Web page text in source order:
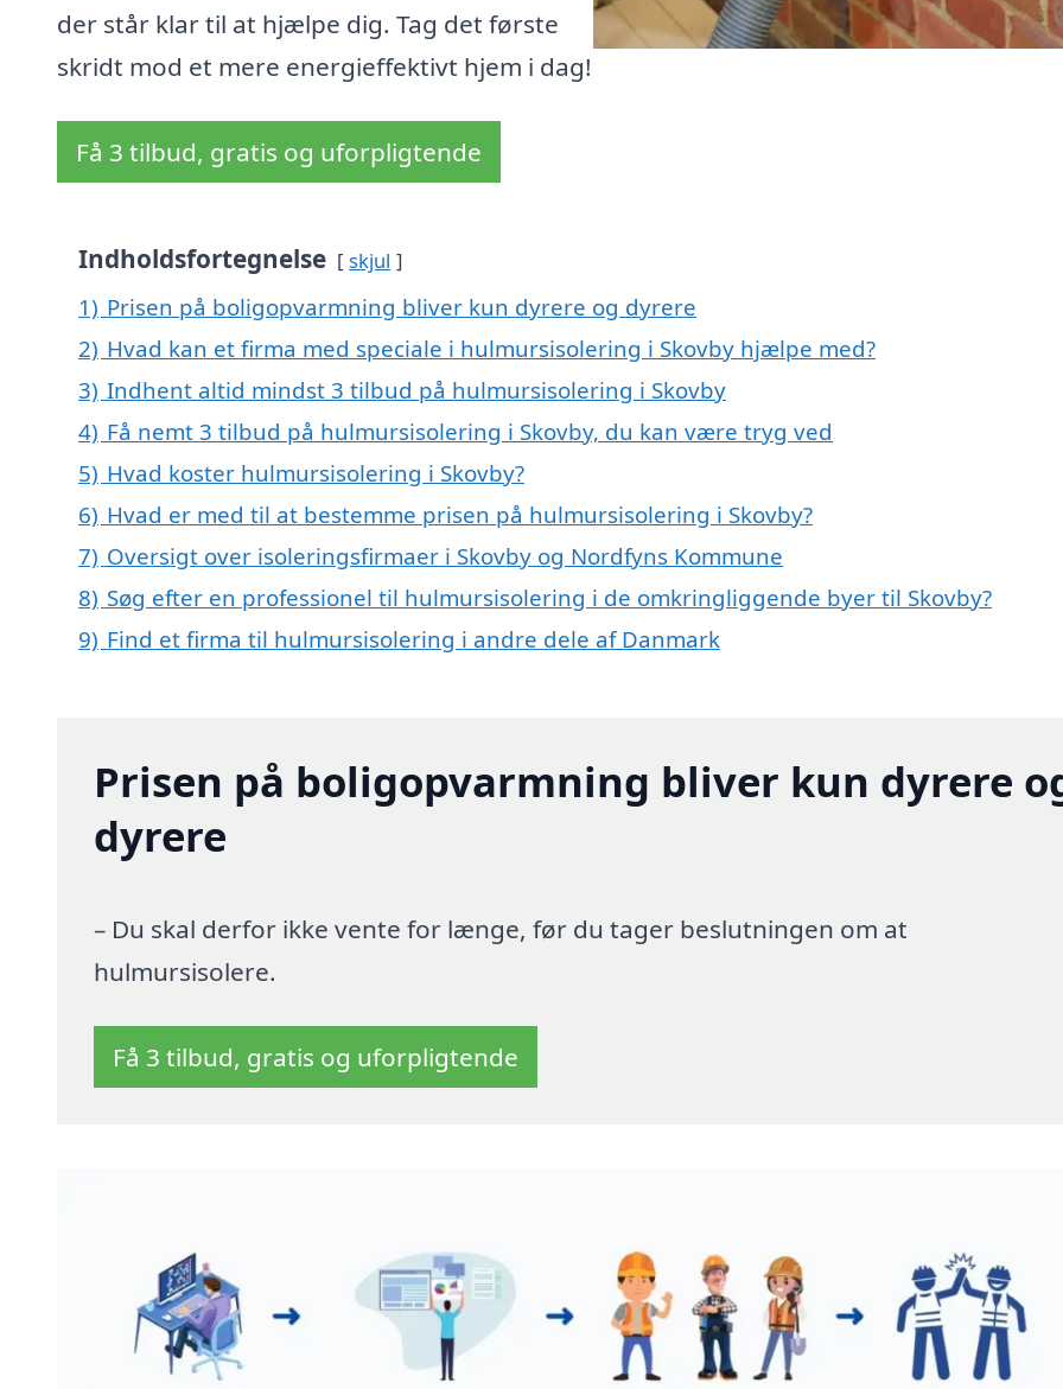
der står klar til at hjælpe dig. Tag det første
skridt mod et mere energieffektivt hjem i dag!
Få 3 tilbud, gratis og uforpligtende
Indholdsfortegnelse skjul
1) Prisen på boligopvarmning bliver kun dyrere og dyrere
2) Hvad kan et firma med speciale i hulmursisolering i Skovby hjælpe med?
3) Indhent altid mindst 3 tilbud på hulmursisolering i Skovby
4) Få nemt 3 tilbud på hulmursisolering i Skovby, du kan være tryg ved
5) Hvad koster hulmursisolering i Skovby?
6) Hvad er med til at bestemme prisen på hulmursisolering i Skovby?
7) Oversigt over isoleringsfirmaer i Skovby og Nordfyns Kommune
8) Søg efter en professionel til hulmursisolering i de omkringliggende byer til Skovby?
9) Find et firma til hulmursisolering i andre dele af Danmark
Prisen på boligopvarmning bliver kun dyrere
dyrere
– Du skal derfor ikke vente for længe, før du tager beslutningen om at
hulmursisolere.
Få 3 tilbud, gratis og uforpligtende